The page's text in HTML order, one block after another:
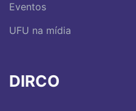
Eventos
UFU na mídia
DIRCO